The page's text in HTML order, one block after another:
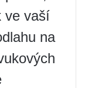
ve vaší
na